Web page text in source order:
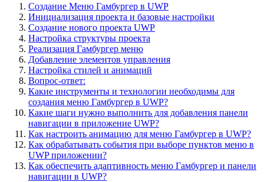
Создание Меню Гамбургер в UWP
Инициализация проекта и базовые настройки
Создание нового проекта UWP
Настройка структуры проекта
Реализация Гамбургер меню
Добавление элементов управления
Настройка стилей и анимаций
Вопрос-ответ:
Какие инструменты и технологии необходимы для
создания меню Гамбургер в UWP?
Какие шаги нужно выполнить для добавления панели
навигации в приложение UWP?
Как настроить анимацию для меню Гамбургер в UWP?
Как обрабатывать события при выборе пунктов меню в
UWP приложении?
Как обеспечить адаптивность меню Гамбургер и панели
навигации в UWP?